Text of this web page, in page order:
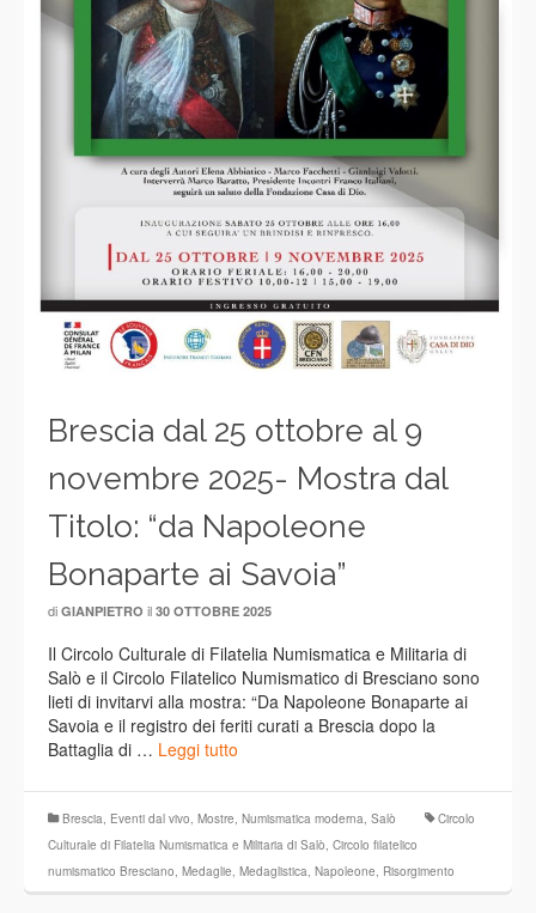
Brescia dal 25 ottobre al 9
novembre 2025- Mostra dal
Titolo: “da Napoleone
Bonaparte ai Savoia”
di GIANPIETRO il 30 OTTOBRE 2025
Il Circolo Culturale di Filatelia Numismatica e Militaria di
Salò e il Circolo Filatelico Numismatico di Bresciano sono
lieti di invitarvi alla mostra: “Da Napoleone Bonaparte ai
Savoia e il registro dei feriti curati a Brescia dopo la
Battaglia di … Leggi tutto
Brescia Eventi dal vivo Mostre Numismatica moderna Salò
Circolo
Culturale di Filatelia Numismatica e Militaria di Salò Circolo filatelico
numismatico Bresciano Medaglie Medaglistica Napoleone Risorgimento